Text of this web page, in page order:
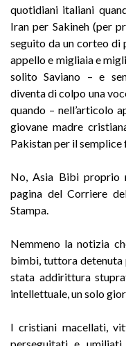
quotidiani italiani
Iran per Sakineh (per
seguito da un corteo di
appello e migliaia e
solito Saviano – e
diventa di colpo una
quando – nell’articolo
giovane madre
Pakistan per il semplice
No, Asia Bibi proprio
pagina del Corriere
Stampa.
Nemmeno la notizia
bimbi, tuttora detenuta
stata addirittura
intellettuale, un solo
I cristiani macellati,